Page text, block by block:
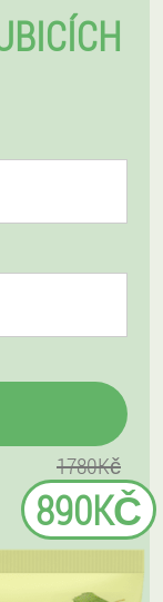
1780Kč
890KČ